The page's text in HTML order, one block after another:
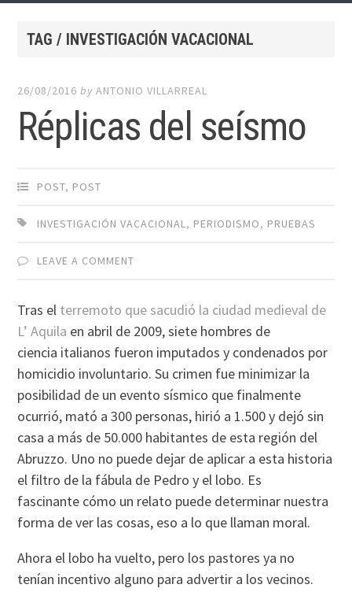
TAG / INVESTIGACIÓN VACACIONAL
26/08/2016 byANTONIO VILLARREAL
Réplicas del seísmo
POST, POST
INVESTIGACIÓN VACACIONAL, PERIODISMO, PRUEBAS
LEAVE A COMMENT
Tras el terremoto que sacudió la ciudad medieval de
L’ Aquila en abril de 2009, siete hombres de
ciencia italianos fueron imputados y condenados por
homicidio involuntario. Su crimen fue minimizar la
posibilidad de un evento sísmico que finalmente
ocurrió, mató a 300 personas, hirió a 1.500 y dejó sin
casa a más de 50.000 habitantes de esta región del
Abruzzo. Uno no puede dejar de aplicar a esta historia
el filtro de la fábula de Pedro y el lobo. Es
fascinante cómo un relato puede determinar nuestra
forma de ver las cosas, eso a lo que llaman moral.
Ahora el lobo ha vuelto, pero los pastores ya no
tenían incentivo alguno para advertir a los vecinos.